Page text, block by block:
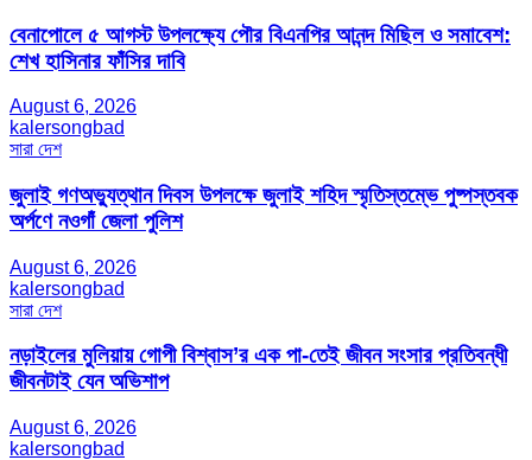
বেনাপোলে ৫ আগস্ট উপলক্ষ্যে পৌর বিএনপির আনন্দ মিছিল ও সমাবেশ:
শেখ হাসিনার ফাঁসির দাবি
August 6, 2026
kalersongbad
সারা দেশ
জুলাই গণঅভ্যুত্থান দিবস উপলক্ষে জুলাই শহিদ স্মৃতিস্তম্ভে পুষ্পস্তবক
অর্পণে নওগাঁ জেলা পুলিশ
August 6, 2026
kalersongbad
সারা দেশ
নড়াইলের মুলিয়ায় গোপী বিশ্বাস’র এক পা-তেই জীবন সংসার প্রতিবন্ধী
জীবনটাই যেন অভিশাপ
August 6, 2026
kalersongbad